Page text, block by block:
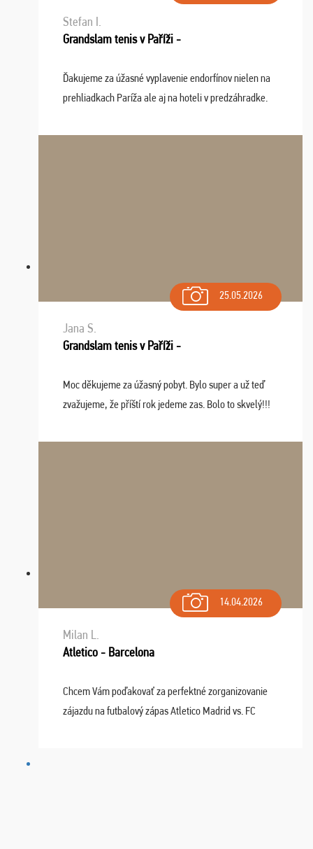
Stefan I.
Grandslam tenis v Paříži -
Ďakujeme za úžasné vyplavenie endorfínov nielen na
prehliadkach Paríža ale aj na hoteli v predzáhradke.
spomínať a zväžujeme repete budúci rok : ...
25.05.2026
Jana S.
Grandslam tenis v Paříži -
Moc děkujeme za úžasný pobyt. Bylo super a už teď
zvažujeme, že příští rok jedeme zas. Bolo to skvelý!!!
14.04.2026
Milan L.
Atletico - Barcelona
Chcem Vám poďakovať za perfektné zorganizovanie
zájazdu na futbalový zápas Atletico Madrid vs. FC